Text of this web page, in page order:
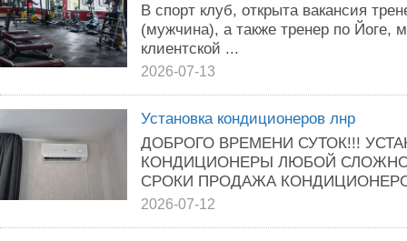
В спорт клуб, открыта вакансия
(мужчина), а также тренер по Йоге,
клиентской ...
2026-07-13
Установка кондиционеров лнр
ДОБРОГО ВРЕМЕНИ СУТОК!!!
КОНДИЦИОНЕРЫ ЛЮБОЙ
СРОКИ ПРОДАЖА
2026-07-12